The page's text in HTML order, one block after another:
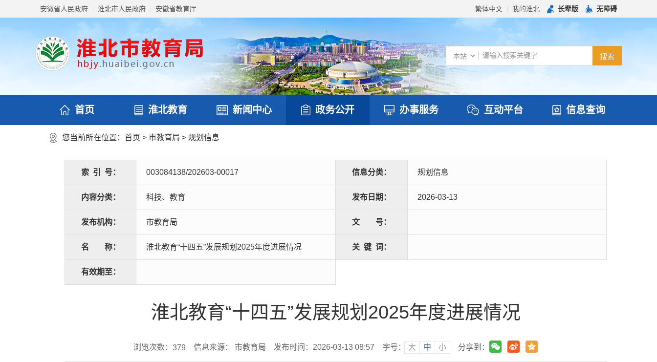
安徽省人民政府 淮北市人民政府 安徽省教育厅 繁体中文 我的淮北 长辈版 无障碍
首页 淮北教育 新闻中心 政务公开 办事服务 互动平台 信息查询
您当前所在位置： 首页 > 市教育局 > 规划信息
索 引 号： 003084138/202603-00017 信息分类： 规划信息
内容分类： 科技、教育 发布日期： 2026-03-13
发布机构： 市教育局 文 号：
名 称： 淮北教育“十四五”发展规划2025年度进展情况 关 键 词：
有效期至：
淮北教育“十四五”发展规划2025年度进展情况
浏览次数： 379 信息来源： 市教育局 发布时间：2026-03-13 08:57 字号： 大 中 小 分享到：